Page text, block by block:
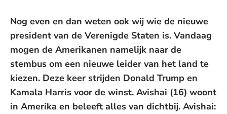
Nog even en dan weten ook wij wie de nieuwe
president van de Verenigde Staten is. Vandaag
mogen de Amerikanen namelijk naar de
stembus om een nieuwe leider van het land te
kiezen. Deze keer strijden Donald Trump en
Kamala Harris voor de winst. Avishai (16) woont
in Amerika en beleeft alles van dichtbij. Avishai: